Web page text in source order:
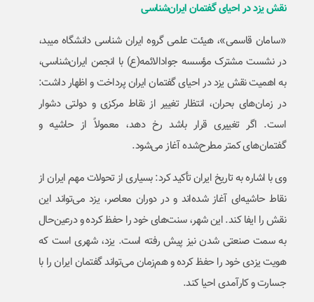
نقش یزد در احیای گفتمان ایران‌شناسی
«سامان قاسمی»، هیئت علمی گروه ایران شناسی دانشگاه میبد،
در نشست مشترک مؤسسه جوادالائمه(ع) با انجمن ایران‌شناسی،
به اهمیت نقش یزد در احیای گفتمان ایران پرداخت و اظهار داشت:
در زمان‌های بحران، انتظار تغییر از نقاط مرکزی و دولتی دشوار
است. اگر تغییری قرار باشد رخ دهد، معمولاً از حاشیه و
گفتمان‌های کمتر مطرح‌شده آغاز می‌شود.
وی با اشاره به تاریخ ایران تأکید کرد: بسیاری از تحولات مهم ایران از
نقاط حاشیه‌ای آغاز شده‌اند و در دوران معاصر، یزد می‌تواند این
نقش را ایفا کند. این شهر، سنت‌های خود را حفظ کرده و درعین‌حال
به سمت صنعتی شدن نیز پیش رفته است. یزد، شهری است که
هویت یزدی خود را حفظ کرده و هم‌زمان می‌تواند گفتمان ایران را با
جسارت و کارآمدی احیا کند.